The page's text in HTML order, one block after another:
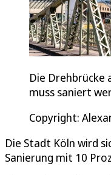
Die Drehbrücke
muss saniert
Copyright:
Die Stadt Köln wird
Sanierung mit 10